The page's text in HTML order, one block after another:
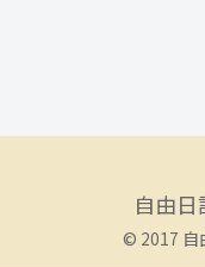
自由
© 2017 自